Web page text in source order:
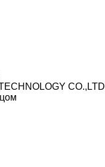
CO.,LTD